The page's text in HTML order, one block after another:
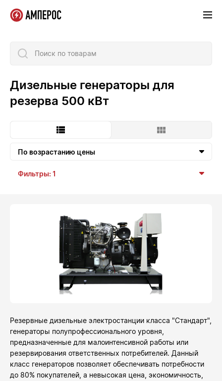
Поиск по товарам
Дизельные генераторы для
резерва 500 кВт
По возрастанию цены
Фильтры: 1
Резервные дизельные электростанции класса "Стандарт",
генераторы полупрофессионального уровня,
предназначенные для малоинтенсивной работы или
резервирования ответственных потребителей. Данный
класс генераторов позволяет обеспечивать потребности
до 80% покупателей, а невысокая цена, экономичность,